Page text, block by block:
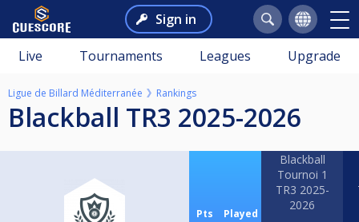
Sign in
Live Tournaments Leagues Upgrade
Ligue de Billard Méditerranée Rankings
Blackball TR3 2025-2026
Pts Played
Blackball
Tournoi 1
TR3 2025-
2026